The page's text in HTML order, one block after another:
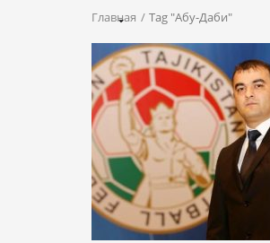
Главная Tag "Абу-Даби"